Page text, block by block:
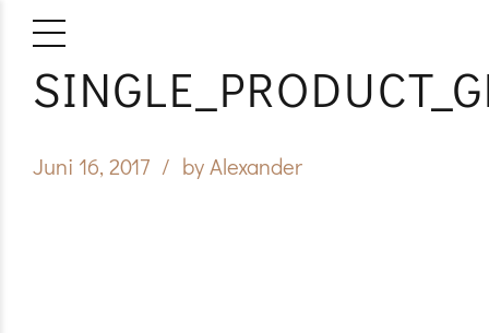
Juni 16, 2017 by Alexander